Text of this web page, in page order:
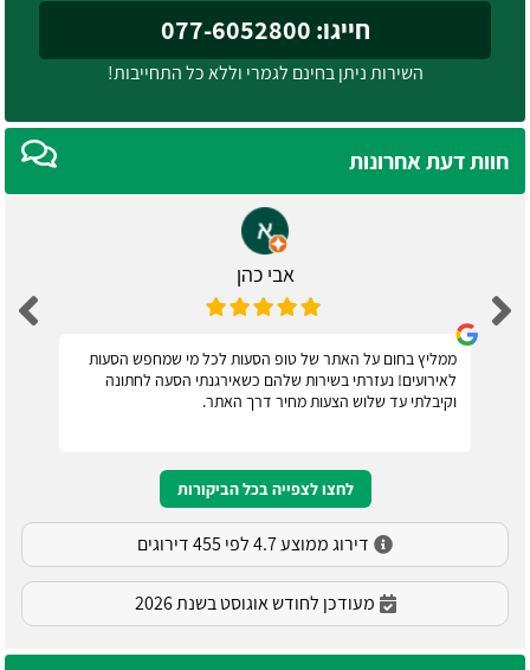
חייגו: 077-6052800
השירות ניתן בחינם לגמרי וללא כל התחייבות!
חוות דעת אחרונות
אבי כהן
ממליץ בחום על האתר של טופ הסעות לכל מי שמחפש הסעות
לאירועים! נעזרתי בשירות שלהם כשאירגנתי הסעה לחתונה
וקיבלתי עד שלוש הצעות מחיר דרך האתר.
לחצו לצפייה בכל הביקורות
דירוג ממוצע 4.7 לפי 455 דירוגים
מעודכן לחודש אוגוסט בשנת 2026